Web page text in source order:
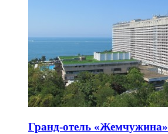
Гранд-отель «Жемчужина»